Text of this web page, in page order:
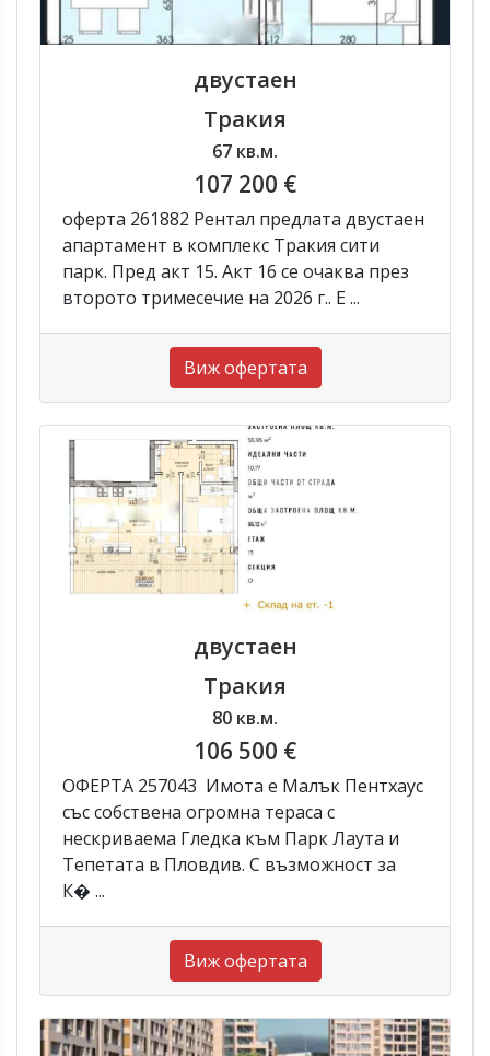
двустаен
Тракия
67 кв.м.
107 200 €
оферта 261882 Рентал предлата двустаен
апартамент в комплекс Тракия сити
парк. Пред акт 15. Акт 16 се очаква през
второто тримесечие на 2026 г.. Е ...
Виж офертата
двустаен
Тракия
80 кв.м.
106 500 €
ОФЕРТА 257043 Имота е Малък Пентхаус
със собствена огромна тераса с
нескриваема Гледка към Парк Лаута и
Тепетата в Пловдив. С възможност за
К� ...
Виж офертата